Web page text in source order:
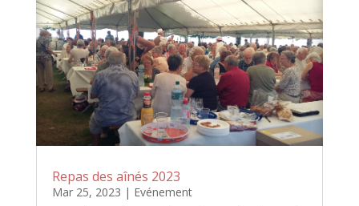
Repas des aînés 2023
Mar 25, 2023 | Evénement